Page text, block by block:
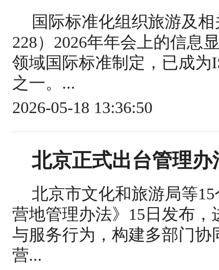
国际标准化组织旅游及
228）2026年年会上的信息
领域国际标准制定，已成为
之一。...
2026-05-18 13:36:50
北京正式出台管理
北京市文化和旅游局等
营地管理办法》15日发布
与服务行为，构建多部门
营...